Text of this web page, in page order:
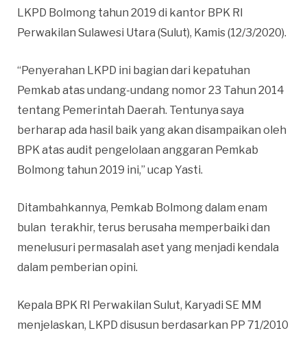
LKPD Bolmong tahun 2019 di kantor BPK RI
Perwakilan Sulawesi Utara (Sulut), Kamis (12/3/2020).
“Penyerahan LKPD ini bagian dari kepatuhan
Pemkab atas undang-undang nomor 23 Tahun 2014
tentang Pemerintah Daerah. Tentunya saya
berharap ada hasil baik yang akan disampaikan oleh
BPK atas audit pengelolaan anggaran Pemkab
Bolmong tahun 2019 ini,” ucap Yasti.
Ditambahkannya, Pemkab Bolmong dalam enam
bulan terakhir, terus berusaha memperbaiki dan
menelusuri permasalah aset yang menjadi kendala
dalam pemberian opini.
Kepala BPK RI Perwakilan Sulut, Karyadi SE MM
menjelaskan, LKPD disusun berdasarkan PP 71/2010